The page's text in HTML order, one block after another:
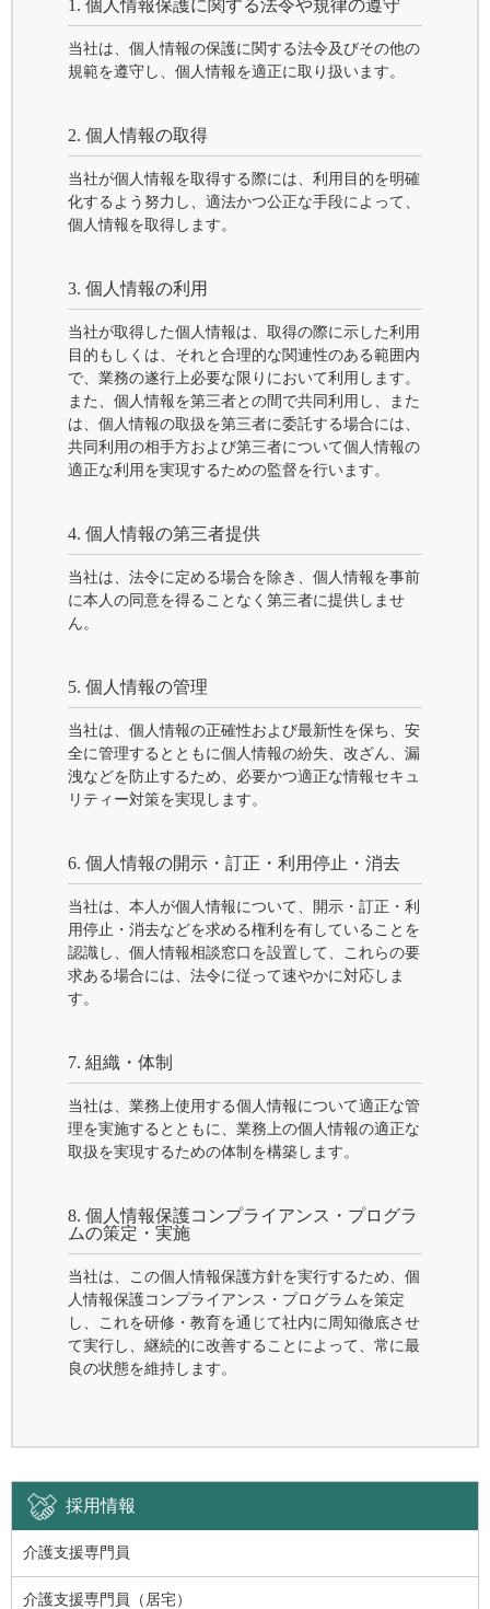
1. 個人情報保護に関する法令や規律の遵守
当社は、個人情報の保護に関する法令及びその他の
規範を遵守し、個人情報を適正に取り扱います。
2. 個人情報の取得
当社が個人情報を取得する際には、利用目的を明確
化するよう努力し、適法かつ公正な手段によって、
個人情報を取得します。
3. 個人情報の利用
当社が取得した個人情報は、取得の際に示した利用
目的もしくは、それと合理的な関連性のある範囲内
で、業務の遂行上必要な限りにおいて利用します。
また、個人情報を第三者との間で共同利用し、また
は、個人情報の取扱を第三者に委託する場合には、
共同利用の相手方および第三者について個人情報の
適正な利用を実現するための監督を行います。
4. 個人情報の第三者提供
当社は、法令に定める場合を除き、個人情報を事前
に本人の同意を得ることなく第三者に提供しませ
ん。
5. 個人情報の管理
当社は、個人情報の正確性および最新性を保ち、安
全に管理するとともに個人情報の紛失、改ざん、漏
洩などを防止するため、必要かつ適正な情報セキュ
リティー対策を実現します。
6. 個人情報の開示・訂正・利用停止・消去
当社は、本人が個人情報について、開示・訂正・利
用停止・消去などを求める権利を有していることを
認識し、個人情報相談窓口を設置して、これらの要
求ある場合には、法令に従って速やかに対応しま
す。
7. 組織・体制
当社は、業務上使用する個人情報について適正な管
理を実施するとともに、業務上の個人情報の適正な
取扱を実現するための体制を構築します。
8. 個人情報保護コンプライアンス・プログラ
ムの策定・実施
当社は、この個人情報保護方針を実行するため、個
人情報保護コンプライアンス・プログラムを策定
し、これを研修・教育を通じて社内に周知徹底させ
て実行し、継続的に改善することによって、常に最
良の状態を維持します。
採用情報
介護支援専門員
介護支援専門員（居宅）